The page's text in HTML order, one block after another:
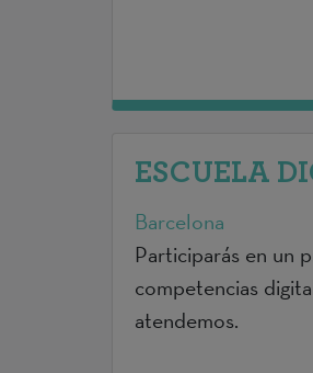
ESCUELA
Barcelona
Participarás en un
competencias
atendemos.